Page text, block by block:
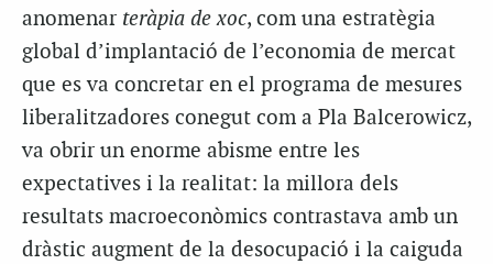
anomenar teràpia de xoc, com una estratègia
global d’implantació de l’economia de mercat
que es va concretar en el programa de mesures
liberalitzadores conegut com a Pla Balcerowicz,
va obrir un enorme abisme entre les
expectatives i la realitat: la millora dels
resultats macroeconòmics contrastava amb un
dràstic augment de la desocupació i la caiguda